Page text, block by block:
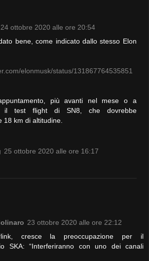
24 ottobre 2020 alle ore 20:54
bene, come indicato dallo stesso Elon
elonmusk/status/131867764535851
più avanti nel mese o a
il test flight di SN8, che dovrebbe
18 km di altitudine.
25 ottobre 2020 alle ore 16:17
23 ottobre 2020 alle ore 22:12
cresce la preoccupazione per il
SKA: “Interferiranno con uno dei canali